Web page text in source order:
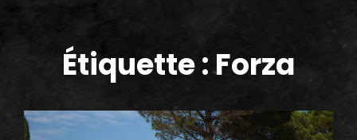
Étiquette :Forza